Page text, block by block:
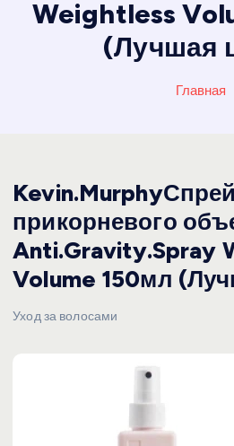
Weightless
(Лучшая
Главная
прикорневого
Anti.Gravity.Spray
Volume 150мл
Уход за волосами